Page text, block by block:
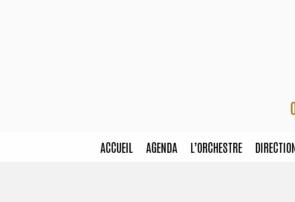
ACCUEIL AGENDA L’ORCHESTRE